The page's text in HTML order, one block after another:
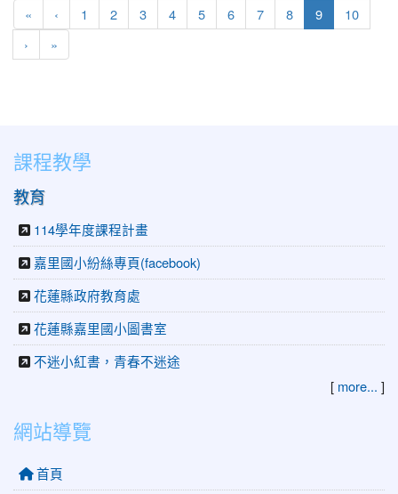
« 第一頁
‹ 上一頁
1 2 3 4 5 6 7 8 9(目前頁次)
10
› 下一頁
»
課程教學
教育
114學年度課程計畫
嘉里國小紛絲專頁(facebook)
花蓮縣政府教育處
花蓮縣嘉里國小圖書室
不迷小紅書，青春不迷途
[ more... ]
網站導覽
首頁